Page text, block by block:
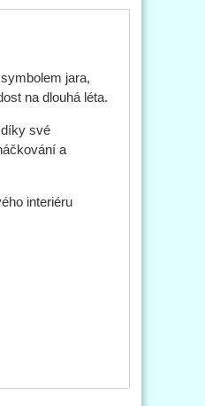
jara,
na dlouhá léta.
díky své
a
interiéru